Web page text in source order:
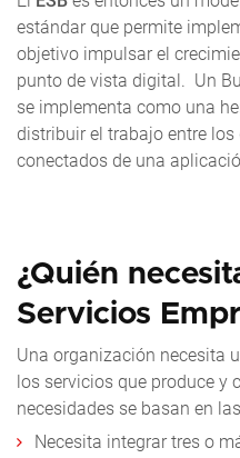
estándar que permite
objetivo impulsar el
punto de vista digital. Un
se implementa como una
distribuir el trabajo entre
conectados de una
¿Quién
Servicios
Una organización necesita
los servicios que produce y
necesidades se basan en
Necesita integrar tres o